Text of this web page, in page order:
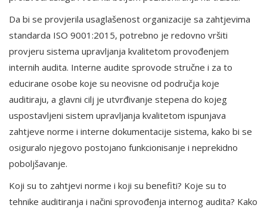
Da bi se provjerila usaglašenost organizacije sa zahtjevima
standarda ISO 9001:2015, potrebno je redovno vršiti
provjeru sistema upravljanja kvalitetom provođenjem
internih audita. Interne audite sprovode stručne i za to
educirane osobe koje su neovisne od područja koje
auditiraju, a glavni cilj je utvrđivanje stepena do kojeg
uspostavljeni sistem upravljanja kvalitetom ispunjava
zahtjeve norme i interne dokumentacije sistema, kako bi se
osiguralo njegovo postojano funkcionisanje i neprekidno
poboljšavanje.
Koji su to zahtjevi norme i koji su benefiti? Koje su to
tehnike auditiranja i načini sprovođenja internog audita? Kako